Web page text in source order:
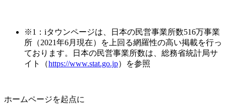
※1：iタウンページは、日本の民営事業所数516万事業
所（2021年6月現在）を上回る網羅性の高い掲載を行っ
ております。日本の民営事業所数は、総務省統計局サ
イト（https://www.stat.go.jp）を参照
ホームページを起点に